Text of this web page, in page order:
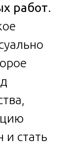
работ.
и стать